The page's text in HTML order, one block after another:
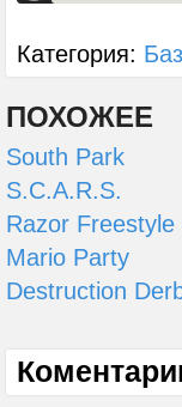
Категория:
ПОХОЖЕЕ
South Park
S.C.A.R.S.
Razor
Mario Party
Destruction